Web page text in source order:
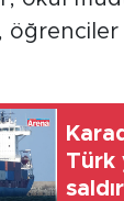
öğrenciler
Türk